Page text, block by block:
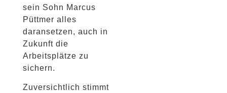
sein Sohn Marcus
Püttmer alles
daransetzen, auch in
Zukunft die
Arbeitsplätze zu
sichern.
Zuversichtlich stimmt